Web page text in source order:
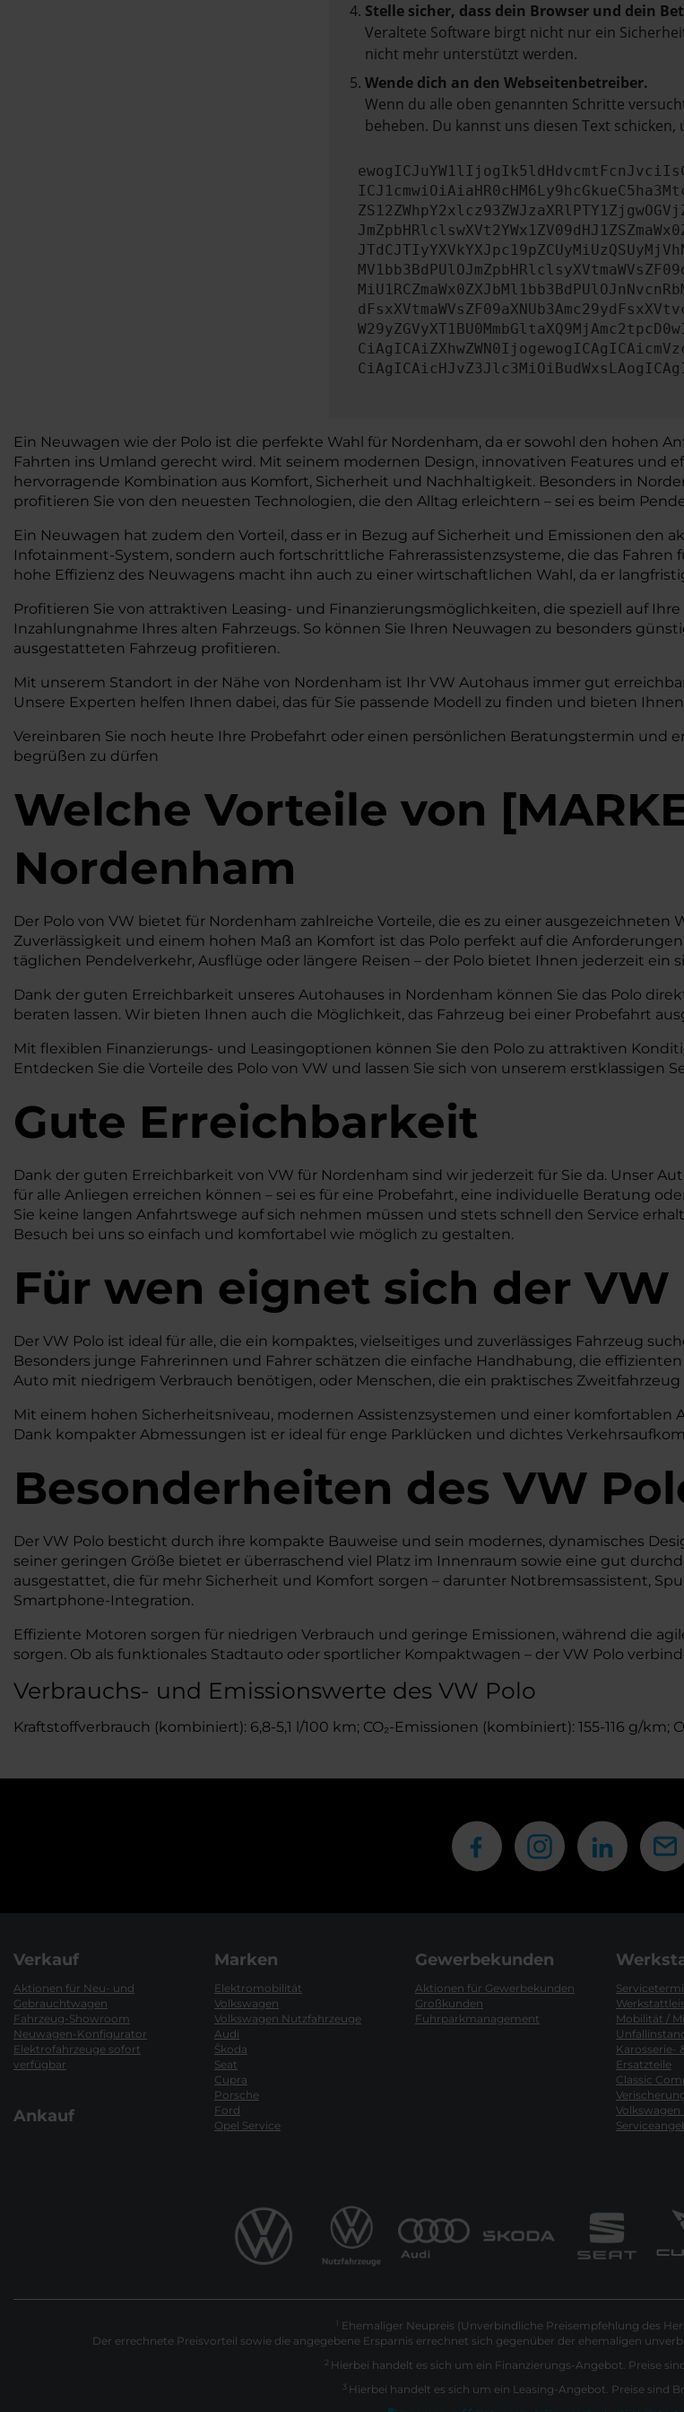
Stelle sicher, dass dein Browser und dein
Veraltete Software birgt nicht nur ein
nicht mehr unterstützt werden.
Wende dich an den Webseitenbetreiber.
Wenn du alle oben genannten Schritte
beheben. Du kannst uns diesen Text
Ein Neuwagen wie der Polo ist die perfekte Wahl für Nordenham, da er sowohl den hohen
Fahrten ins Umland gerecht wird. Mit seinem modernen Design, innovativen Features und
hervorragende Kombination aus Komfort, Sicherheit und Nachhaltigkeit. Besonders in
profitieren Sie von den neuesten Technologien, die den Alltag erleichtern – sei es beim
Ein Neuwagen hat zudem den Vorteil, dass er in Bezug auf Sicherheit und Emissionen
Infotainment-System, sondern auch fortschrittliche Fahrerassistenzsysteme, die das
hohe Effizienz des Neuwagens macht ihn auch zu einer wirtschaftlichen Wahl, da er
Profitieren Sie von attraktiven Leasing- und Finanzierungsmöglichkeiten, die speziell auf
Inzahlungnahme Ihres alten Fahrzeugs. So können Sie Ihren Neuwagen zu besonders
ausgestatteten Fahrzeug profitieren.
Mit unserem Standort in der Nähe von Nordenham ist Ihr VW Autohaus immer gut
Unsere Experten helfen Ihnen dabei, das für Sie passende Modell zu finden und bieten
Vereinbaren Sie noch heute Ihre Probefahrt oder einen persönlichen Beratungstermin und
begrüßen zu dürfen
Welche Vorteile von [
Nordenham
Der Polo von VW bietet für Nordenham zahlreiche Vorteile, die es zu einer
Zuverlässigkeit und einem hohen Maß an Komfort ist das Polo perfekt auf die
täglichen Pendelverkehr, Ausflüge oder längere Reisen – der Polo bietet Ihnen jederzeit ein
Dank der guten Erreichbarkeit unseres Autohauses in Nordenham können Sie das Polo
beraten lassen. Wir bieten Ihnen auch die Möglichkeit, das Fahrzeug bei einer Probefahrt
Mit flexiblen Finanzierungs- und Leasingoptionen können Sie den Polo zu attraktiven
Entdecken Sie die Vorteile des Polo von VW und lassen Sie sich von unserem erstklassigen
Gute Erreichbarkeit
Dank der guten Erreichbarkeit von VW für Nordenham sind wir jederzeit für Sie da. Unser
für alle Anliegen erreichen können – sei es für eine Probefahrt, eine individuelle Beratung
Sie keine langen Anfahrtswege auf sich nehmen müssen und stets schnell den Service
Besuch bei uns so einfach und komfortabel wie möglich zu gestalten.
Für wen eignet sich der VW
Der VW Polo ist ideal für alle, die ein kompaktes, vielseitiges und zuverlässiges Fahrzeug
Besonders junge Fahrerinnen und Fahrer schätzen die einfache Handhabung, die
Auto mit niedrigem Verbrauch benötigen, oder Menschen, die ein praktisches
Mit einem hohen Sicherheitsniveau, modernen Assistenzsystemen und einer
Dank kompakter Abmessungen ist er ideal für enge Parklücken und dichtes
Besonderheiten des VW
Der VW Polo besticht durch ihre kompakte Bauweise und sein modernes, dynamisches
seiner geringen Größe bietet er überraschend viel Platz im Innenraum sowie eine gut
ausgestattet, die für mehr Sicherheit und Komfort sorgen – darunter Notbremsassistent,
Smartphone-Integration.
Effiziente Motoren sorgen für niedrigen Verbrauch und geringe Emissionen, während die
sorgen. Ob als funktionales Stadtauto oder sportlicher Kompaktwagen – der VW Polo
Verbrauchs- und Emissionswerte des VW Polo
Kraftstoffverbrauch (kombiniert): 6,8-5,1 l/100 km; CO₂-Emissionen (kombiniert): 155-116 g/km;
Verkauf
Aktionen für Neu- und
Gebrauchtwagen
Fahrzeug-Showroom
Neuwagen-Konfigurator
Elektrofahrzeuge sofort
verfügbar
Ankauf
Marken
Elektromobilität
Volkswagen
Volkswagen Nutzfahrzeuge
Audi
Škoda
Seat
Cupra
Porsche
Ford
Opel Service
Gewerbekunden
Aktionen für Gewerbekunden
Großkunden
Fuhrparkmanagement
Mobilität /
Karosserie-
Ersatzteile
Classic
Volkswagen
1 Ehemaliger Neupreis (Unverbindliche Preisempfehlung des
Der errechnete Preisvorteil sowie die angegebene Ersparnis errechnet sich gegenüber der ehemaligen
2 Hierbei handelt es sich um ein Finanzierungs-Angebot. Preise
3 Hierbei handelt es sich um ein Leasing-Angebot. Preise sind